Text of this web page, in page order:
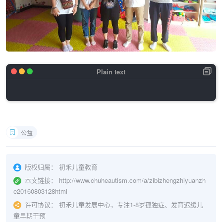
公益
版权归属：
初禾儿童教育
本文链接：
http://www.chuheautism.com/a/zibizhengzhiyuanzh
e20160803128html
许可协议：
初禾儿童发展中心，专注1-8岁孤独症、发育迟缓儿
童早期干预